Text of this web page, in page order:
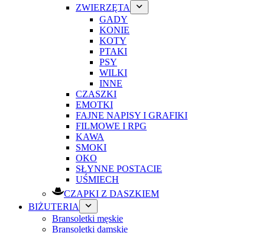
ZWIERZĘTA
GADY
KONIE
KOTY
PTAKI
PSY
WILKI
INNE
CZASZKI
EMOTKI
FAJNE NAPISY I GRAFIKI
FILMOWE I RPG
KAWA
SMOKI
OKO
SŁYNNE POSTACIE
UŚMIECH
CZAPKI Z DASZKIEM
BIŻUTERIA
Bransoletki męskie
Bransoletki damskie